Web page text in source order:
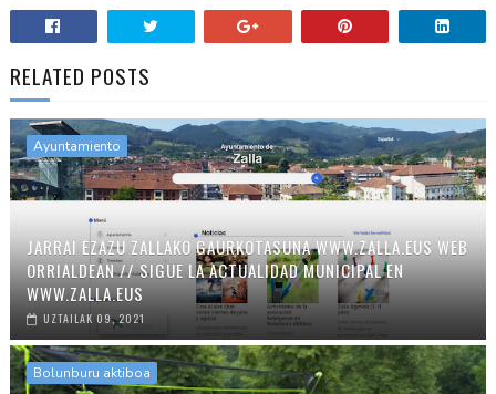
RELATED POSTS
Ayuntamiento
JARRAI EZAZU ZALLAKO GAURKOTASUNA WWW.ZALLA.EUS WEB
ORRIALDEAN // SIGUE LA ACTUALIDAD MUNICIPAL EN
WWW.ZALLA.EUS
UZTAILAK 09, 2021
Bolunburu aktiboa